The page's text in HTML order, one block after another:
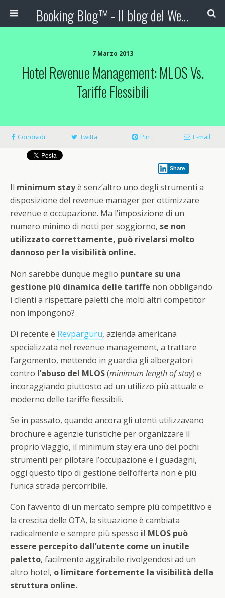
Booking Blog™ - Il blog del Web Marketing Turistico
7 Marzo 2013
Hotel Revenue Management: MLOS Vs.
Tariffe Flessibili
Condividi Twitta Pin E-mail
Share
Il minimum stayè senz’altro uno degli strumenti a
disposizione del revenue manager per ottimizzare
revenue e occupazione. Ma l’imposizione di un
numero minimo di notti per soggiorno, se non
utilizzato correttamente, può rivelarsi molto
dannoso per la visibilità online.
Non sarebbe dunque meglio puntare su una
gestione più dinamica delle tariffe non obbligando
i clienti a rispettare paletti che molti altri competitor
non impongono?
Di recente è Revparguru, azienda americana
specializzata nel revenue management, a trattare
l’argomento, mettendo in guardia gli albergatori
contro l’abuso del MLOS(minimum length of stay) e
incoraggiando piuttosto ad un utilizzo più attuale e
moderno delle tariffe flessibili.
Se in passato, quando ancora gli utenti utilizzavano
brochure e agenzie turistiche per organizzare il
proprio viaggio, il minimum stay era uno dei pochi
strumenti per pilotare l’occupazione e i guadagni,
oggi questo tipo di gestione dell’offerta non è più
l’unica strada percorribile.
Con l’avvento di un mercato sempre più competitivo e
la crescita delle OTA, la situazione è cambiata
radicalmente e sempre più spesso il MLOS può
essere percepito dall’utente come un inutile
paletto, facilmente aggirabile rivolgendosi ad un
altro hotel, o limitare fortemente la visibilità della
struttura online.